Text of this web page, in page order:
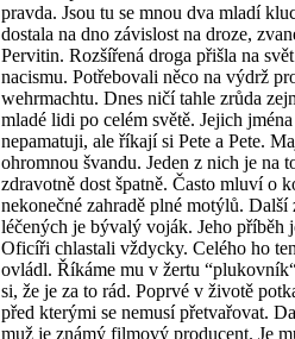
pravda. Jsou tu se mnou dva mladí
dostala na dno závislost na droze,
Pervitin. Rozšířená droga přišla na
nacismu. Potřebovali něco na výdrž
wehrmachtu. Dnes ničí tahle zrůda
mladé lidi po celém světě. Jejich
nepamatuji, ale říkají si Pete a Pete.
ohromnou švandu. Jeden z nich je na
zdravotně dost špatně. Často mluví o
nekonečné zahradě plné motýlů. Další
léčených je bývalý voják. Jeho příběh
Oficíři chlastali vždycky. Celého ho
ovládl. Říkáme mu v žertu
si, že je za to rád. Poprvé v životě
před kterými se nemusí přetvařovat.
muž je známý filmový producent. Je